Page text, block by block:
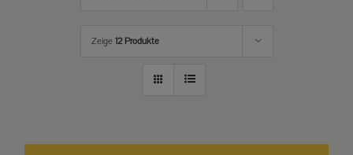
Zeige 12 Produkte